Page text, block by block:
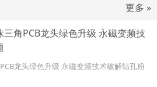
更多 »
角PCB龙头绿色升级 永磁变频技
龙头绿色升级 永磁变频技术破解钻孔粉